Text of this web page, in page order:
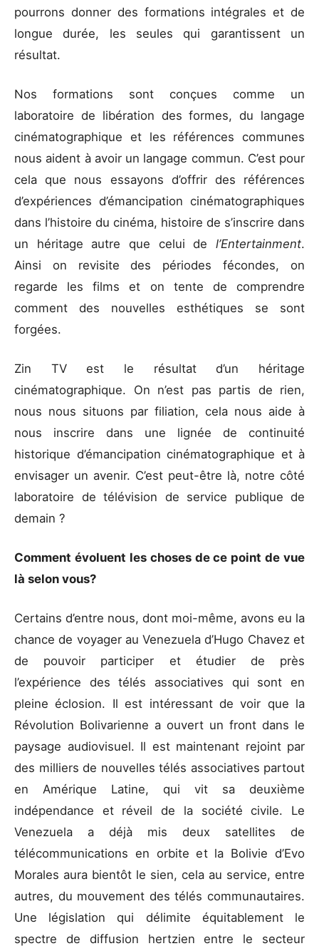
pourrons donner des formations intégrales et de
longue durée, les seules qui garantissent un
résultat.
Nos formations sont conçues comme un
laboratoire de libération des formes, du langage
cinématographique et les références communes
nous aident à avoir un langage commun. C’est pour
cela que nous essayons d’offrir des références
d’expériences d’émancipation cinématographiques
dans l’histoire du cinéma, histoire de s’inscrire dans
un héritage autre que celui de l’Entertainment.
Ainsi on revisite des périodes fécondes, on
regarde les films et on tente de comprendre
comment des nouvelles esthétiques se sont
forgées.
Zin TV est le résultat d’un héritage
cinématographique. On n’est pas partis de rien,
nous nous situons par filiation, cela nous aide à
nous inscrire dans une lignée de continuité
historique d’émancipation cinématographique et à
envisager un avenir. C’est peut-être là, notre côté
laboratoire de télévision de service publique de
demain ?
Comment évoluent les choses de ce point de vue
là selon vous?
Certains d’entre nous, dont moi-même, avons eu la
chance de voyager au Venezuela d’Hugo Chavez et
de pouvoir participer et étudier de près
l’expérience des télés associatives qui sont en
pleine éclosion. Il est intéressant de voir que la
Révolution Bolivarienne a ouvert un front dans le
paysage audiovisuel. Il est maintenant rejoint par
des milliers de nouvelles télés associatives partout
en Amérique Latine, qui vit sa deuxième
indépendance et réveil de la société civile. Le
Venezuela a déjà mis deux satellites de
télécommunications en orbite et la Bolivie d’Evo
Morales aura bientôt le sien, cela au service, entre
autres, du mouvement des télés communautaires.
Une législation qui délimite équitablement le
spectre de diffusion hertzien entre le secteur